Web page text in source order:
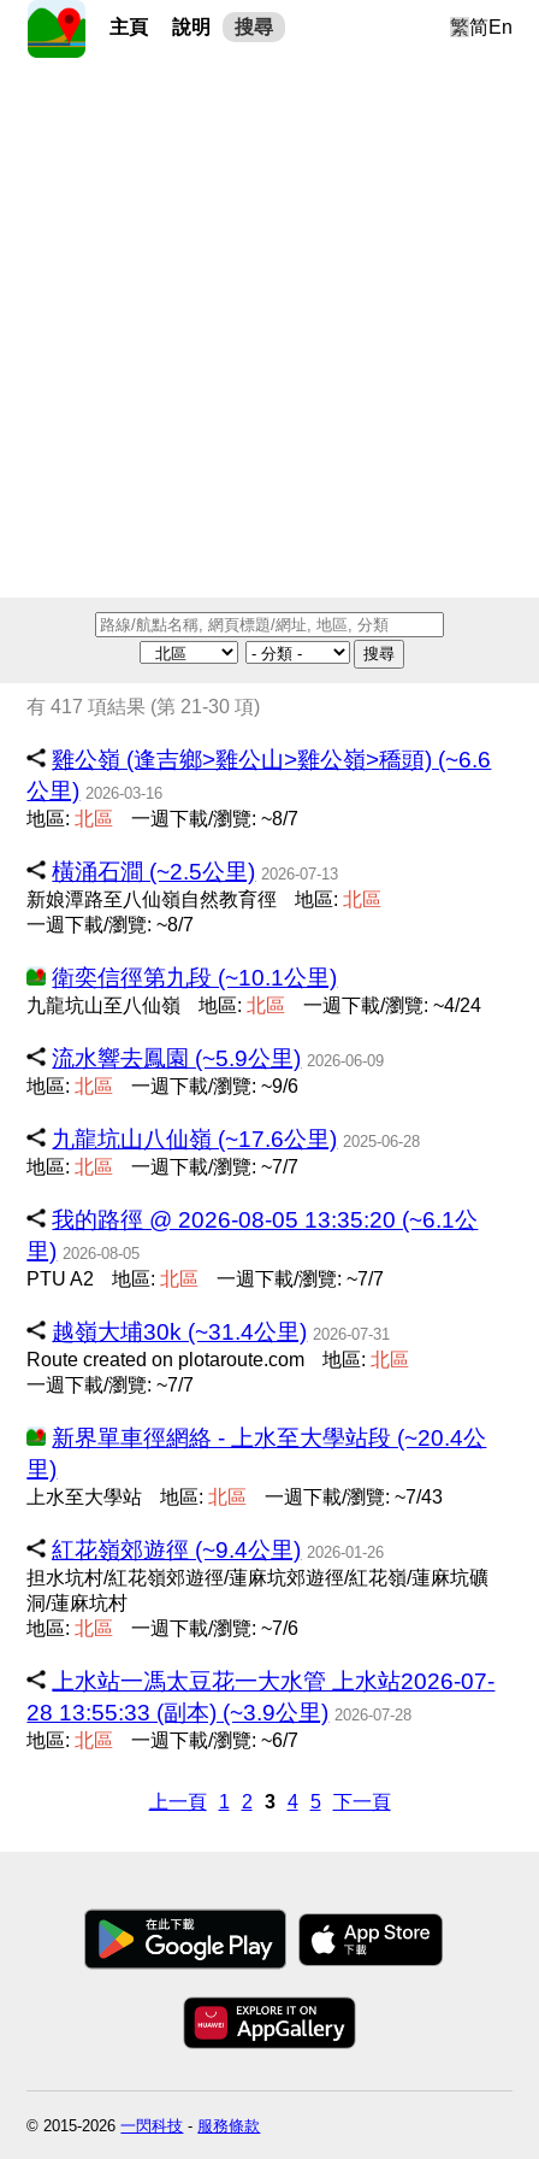
主頁 說明 搜尋 繁简En
搜尋
有 417 項結果 (第 21-30 項)
雞公嶺 (逢吉鄉>雞公山>雞公嶺>穚頭) (~6.6
公里) 2026-03-16
地區:北區 一週下載/瀏覽: ~8/7
橫涌石澗 (~2.5公里) 2026-07-13
新娘潭路至八仙嶺自然教育徑 地區:北區
一週下載/瀏覽: ~8/7
衛奕信徑第九段 (~10.1公里)
九龍坑山至八仙嶺 地區:北區 一週下載/瀏覽: ~4/24
流水響去鳳園 (~5.9公里) 2026-06-09
地區:北區 一週下載/瀏覽: ~9/6
九龍坑山八仙嶺 (~17.6公里) 2025-06-28
地區:北區 一週下載/瀏覽: ~7/7
我的路徑 @ 2026-08-05 13:35:20 (~6.1公
里) 2026-08-05
PTU A2 地區:北區 一週下載/瀏覽: ~7/7
越嶺大埔30k (~31.4公里) 2026-07-31
Route created on plotaroute.com 地區:北區
一週下載/瀏覽: ~7/7
新界單車徑網絡 - 上水至大學站段 (~20.4公
里)
上水至大學站 地區:北區 一週下載/瀏覽: ~7/43
紅花嶺郊遊徑 (~9.4公里) 2026-01-26
担水坑村/紅花嶺郊遊徑/蓮麻坑郊遊徑/紅花嶺/蓮麻坑礦
洞/蓮麻坑村
地區:北區 一週下載/瀏覽: ~7/6
上水站一馮太豆花一大水管 上水站2026-07-
28 13:55:33 (副本) (~3.9公里) 2026-07-28
地區:北區 一週下載/瀏覽: ~6/7
上一頁 1 2 3 4 5 下一頁
© 2015-2026一閃科技 - 服務條款